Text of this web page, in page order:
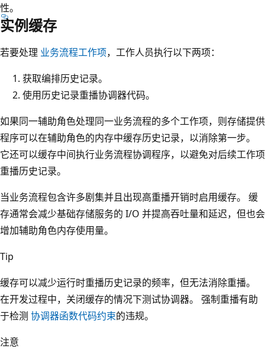
性。
实例缓存
若要处理 业务流程工作项，工作人员执行以下两项：
获取编排历史记录。
使用历史记录重播协调器代码。
如果同一辅助角色处理同一业务流程的多个工作项，则存储提供
程序可以在辅助角色的内存中缓存历史记录，以消除第一步。
它还可以缓存中间执行业务流程协调程序，以避免对后续工作项
重播历史记录。
当业务流程包含许多剧集并且出现高重播开销时启用缓存。 缓
存通常会减少基础存储服务的 I/O 并提高吞吐量和延迟，但也会
增加辅助角色内存使用量。
Tip
缓存可以减少运行时重播历史记录的频率，但无法消除重播。
在开发过程中，关闭缓存的情况下测试协调器。 强制重播有助
于检测 协调器函数代码约束的违规。
注意